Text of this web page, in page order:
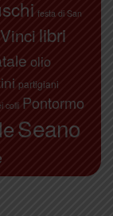
festa di San
libri
olio
partigiani
colli Pontormo
Seano